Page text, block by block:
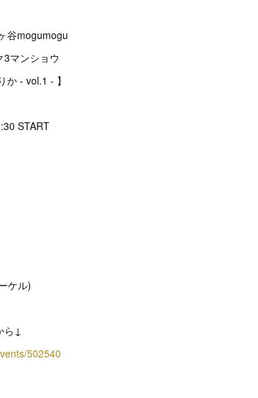
谷mogumogu
3マンショウ
か - vol.1 - 】
START
ケル)
ら↓
502540